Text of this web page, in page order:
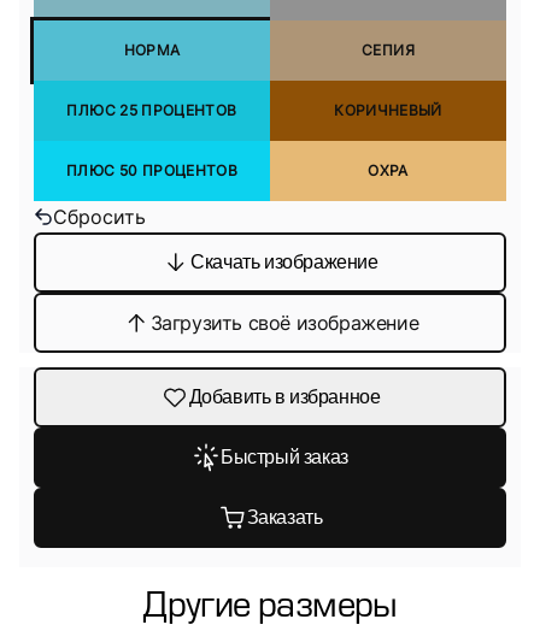
НОРМА
ПЛЮС 25 ПРОЦЕНТОВ
ПЛЮС 50 ПРОЦЕНТОВ
СЕПИЯ
КОРИЧНЕВЫЙ
ОХРА
Сбросить
Скачать изображение
Загрузить своё изображение
Добавить в избранное
Быстрый заказ
Заказать
Другие размеры